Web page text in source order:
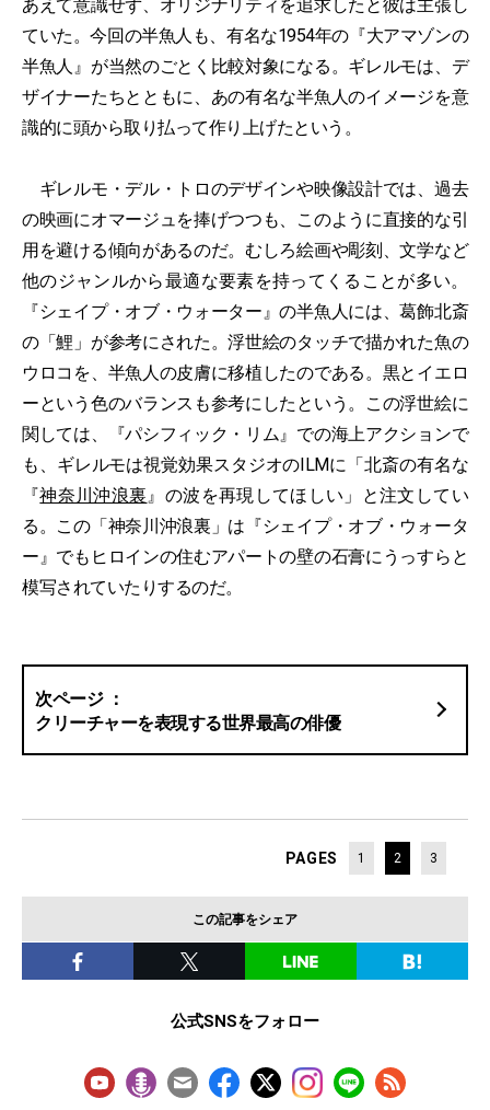
あえて意識せず、オリジナリティを追求したと彼は主張し
ていた。今回の半魚人も、有名な1954年の『大アマゾンの
半魚人』が当然のごとく比較対象になる。ギレルモは、デ
ザイナーたちとともに、あの有名な半魚人のイメージを意
識的に頭から取り払って作り上げたという。
ギレルモ・デル・トロのデザインや映像設計では、過去
の映画にオマージュを捧げつつも、このように直接的な引
用を避ける傾向があるのだ。むしろ絵画や彫刻、文学など
他のジャンルから最適な要素を持ってくることが多い。
『シェイプ・オブ・ウォーター』の半魚人には、葛飾北斎
の「鯉」が参考にされた。浮世絵のタッチで描かれた魚の
ウロコを、半魚人の皮膚に移植したのである。黒とイエロ
ーという色のバランスも参考にしたという。この浮世絵に
関しては、『パシフィック・リム』での海上アクションで
も、ギレルモは視覚効果スタジオのILMに「北斎の有名な
『神奈川沖浪裏 』の波を再現してほしい」と注文してい
る。この「神奈川沖浪裏」は『シェイプ・オブ・ウォータ
ー』でもヒロインの住むアパートの壁の石膏にうっすらと
模写されていたりするのだ。
クリーチャーを表現する世界最高の俳優
PAGES 1 2 3
この記事をシェア
公式SNSをフォロー